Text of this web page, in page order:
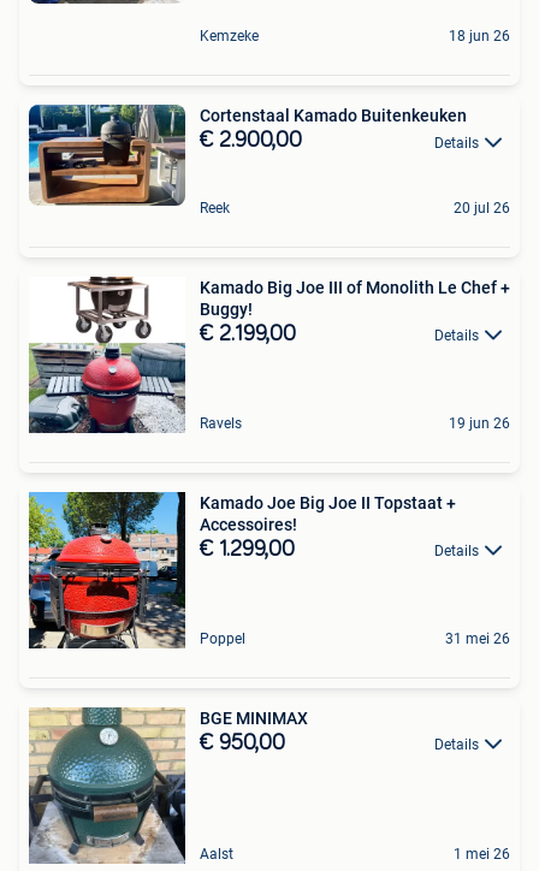
Kemzeke 18 jun 26
Cortenstaal Kamado Buitenkeuken
€ 2.900,00 Details
Reek 20 jul 26
Kamado Big Joe III of Monolith Le Chef +
Buggy!
€ 2.199,00 Details
Ravels 19 jun 26
Kamado Joe Big Joe II Topstaat +
Accessoires!
€ 1.299,00 Details
Poppel 31 mei 26
BGE MINIMAX
€ 950,00 Details
Aalst 1 mei 26